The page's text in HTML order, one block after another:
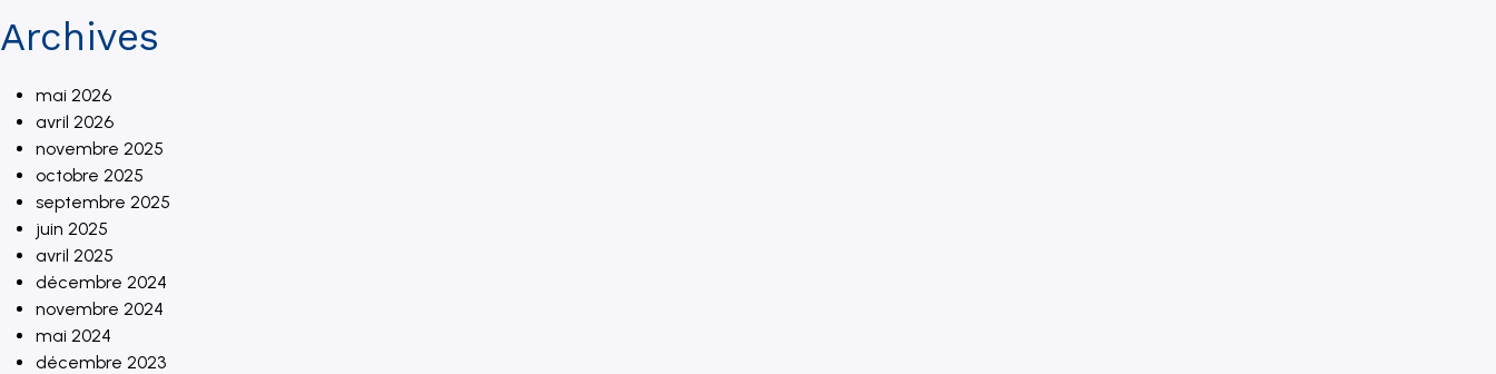
Archives
mai 2026
avril 2026
novembre 2025
octobre 2025
septembre 2025
juin 2025
avril 2025
décembre 2024
novembre 2024
mai 2024
décembre 2023